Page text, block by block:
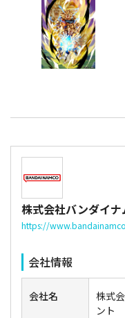
株式会社バンダイ
https://
会社情報
会社名
株式
ント